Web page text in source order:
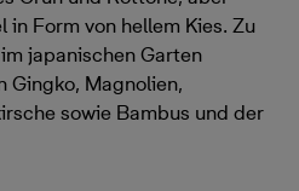
in Form von hellem Kies. Zu
japanischen Garten
Gingko, Magnolien,
sowie Bambus und der